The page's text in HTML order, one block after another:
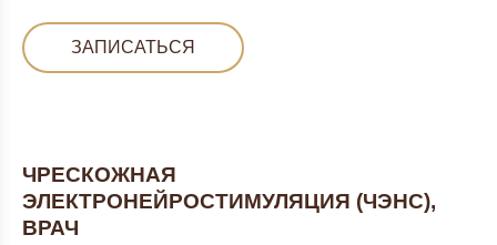
ЗАПИСАТЬСЯ
ЧРЕСКОЖНАЯ
ЭЛЕКТРОНЕЙРОСТИМУЛЯЦИЯ (ЧЭНС),
ВРАЧ